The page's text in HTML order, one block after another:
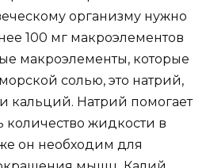
организму нужно
100 мг макроэлементов
макроэлементы, которые
солью, это натрий,
кальций. Натрий помогает
количество жидкости в
он необходим для